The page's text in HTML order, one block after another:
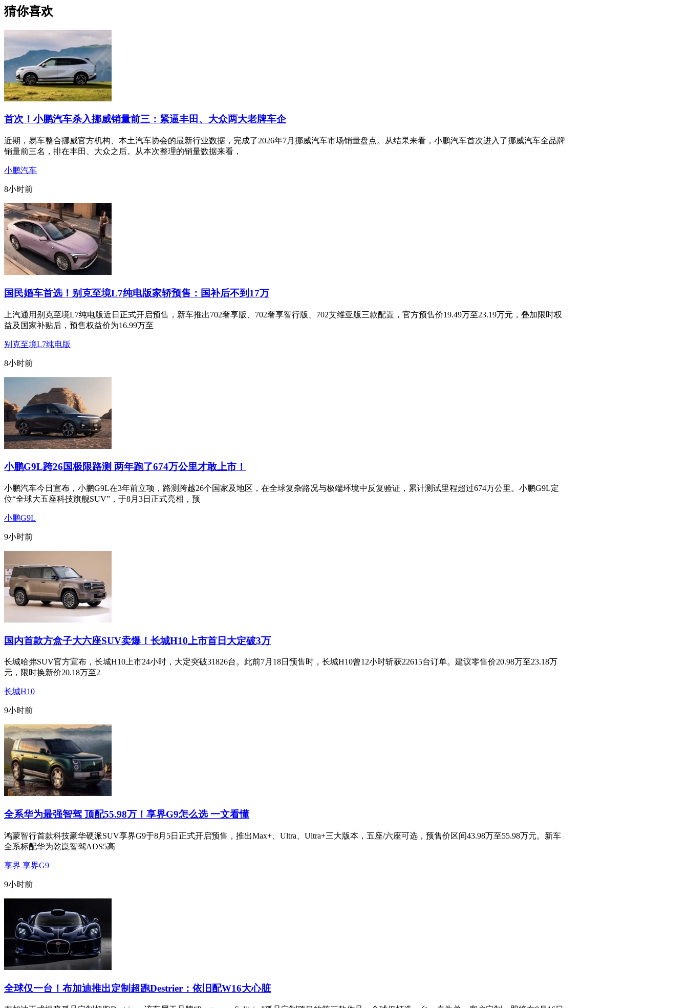
猜你喜欢
首次！小鹏汽车杀入挪威销量前三：紧逼丰田、大众两大老牌车企
近期，易车整合挪威官方机构、本土汽车协会的最新行业数据，完成了2026年7月挪威汽车市场销量盘点。从结果来看，小鹏汽车首次进入了挪威汽车全品牌
销量前三名，排在丰田、大众之后。从本次整理的销量数据来看，
小鹏汽车
8小时前
国民婚车首选！别克至境L7纯电版家轿预售：国补后不到17万
上汽通用别克至境L7纯电版近日正式开启预售，新车推出702奢享版、702奢享智行版、702艾维亚版三款配置，官方预售价19.49万至23.19万元，叠加限时权
益及国家补贴后，预售权益价为16.99万至
别克至境L7纯电版
8小时前
小鹏G9L跨26国极限路测 两年跑了674万公里才敢上市！
小鹏汽车今日宣布，小鹏G9L在3年前立项，路测跨越26个国家及地区，在全球复杂路况与极端环境中反复验证，累计测试里程超过674万公里。小鹏G9L定
位“全球大五座科技旗舰SUV”，于8月3日正式亮相，预
小鹏G9L
9小时前
国内首款方盒子大六座SUV卖爆！长城H10上市首日大定破3万
长城哈弗SUV官方宣布，长城H10上市24小时，大定突破31826台。此前7月18日预售时，长城H10曾12小时斩获22615台订单。建议零售价20.98万至23.18万
元，限时换新价20.18万至2
长城H10
9小时前
全系华为最强智驾 顶配55.98万！享界G9怎么选 一文看懂
鸿蒙智行首款科技豪华硬派SUV享界G9于8月5日正式开启预售，推出Max+、Ultra、Ultra+三大版本，五座/六座可选，预售价区间43.98万至55.98万元。新车
全系标配华为乾崑智驾ADS5高
享界 享界G9
9小时前
全球仅一台！布加迪推出定制超跑Destrier：依旧配W16大心脏